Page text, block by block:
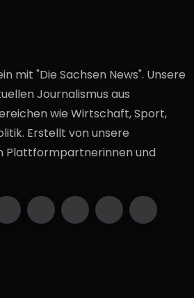
mit "Die Sachsen News". Unsere
Journalismus aus
wie Wirtschaft, Sport,
Erstellt von unsere
Plattformpartnerinnen und